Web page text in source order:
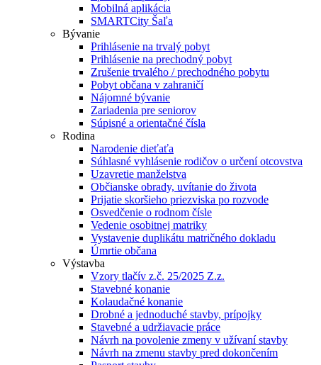
Mobilná aplikácia
SMARTCity Šaľa
Bývanie
Prihlásenie na trvalý pobyt
Prihlásenie na prechodný pobyt
Zrušenie trvalého / prechodného pobytu
Pobyt občana v zahraničí
Nájomné bývanie
Zariadenia pre seniorov
Súpisné a orientačné čísla
Rodina
Narodenie dieťaťa
Súhlasné vyhlásenie rodičov o určení otcovstva
Uzavretie manželstva
Občianske obrady, uvítanie do života
Prijatie skoršieho priezviska po rozvode
Osvedčenie o rodnom čísle
Vedenie osobitnej matriky
Vystavenie duplikátu matričného dokladu
Úmrtie občana
Výstavba
Vzory tlačív z.č. 25/2025 Z.z.
Stavebné konanie
Kolaudačné konanie
Drobné a jednoduché stavby, prípojky
Stavebné a udržiavacie práce
Návrh na povolenie zmeny v užívaní stavby
Návrh na zmenu stavby pred dokončením